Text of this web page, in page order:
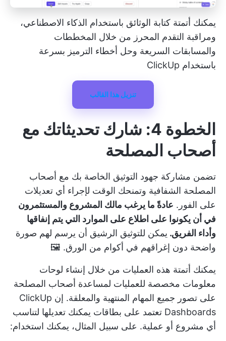
يمكنك أتمتة كتابة الوثائق باستخدام الذكاء الاصطناعي،
ومراقبة التقدم المحرز من خلال المخططات
والمسابقات السريعة وحل أخطاء الترميز بسرعة
باستخدام ClickUp
تنزيل هذا القالب
الخطوة 4: شارك تحديثاتك مع
أصحاب المصلحة
تضمن مشاركة جهود التوثيق الخاصة بك مع أصحاب
المصلحة الشفافية وتمنحك الوقت لإجراء أي تعديلات
على الفور. عادةً ما يرغب مالك المشروع والمستثمرون
في أن يكونوا على اطلاع على الموارد التي يتم إنفاقها
وأداء الفريق. يمكن للتوثيق الرشيق أن يرسم لهم صورة
واضحة دون إغراقهم في أكوام من الورق. 🖼️
يمكنك أتمتة هذه العمليات من خلال إنشاء لوحات
معلومات مخصصة للعمليات لمساعدة أصحاب المصلحة
على تصور جميع المهام المنتهية والمعلقة. إن ClickUp
Dashboards تعتمد على بطاقات يمكنك تعديلها لتناسب
أي مشروع أو عملية. على سبيل المثال، يمكنك استخدام: